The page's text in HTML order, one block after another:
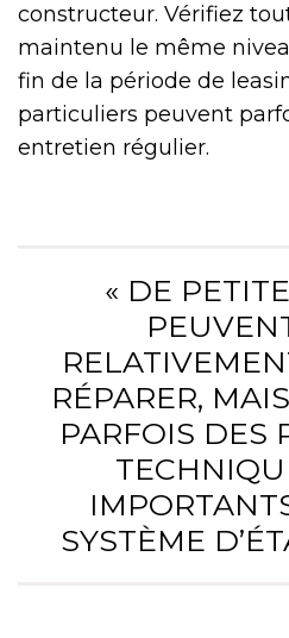
constructeur. Vérifiez
maintenu le même
fin de la période de
particuliers peuvent
entretien régulier.
« DE
RÉPARER,
PARFOIS DES
SYSTÈME